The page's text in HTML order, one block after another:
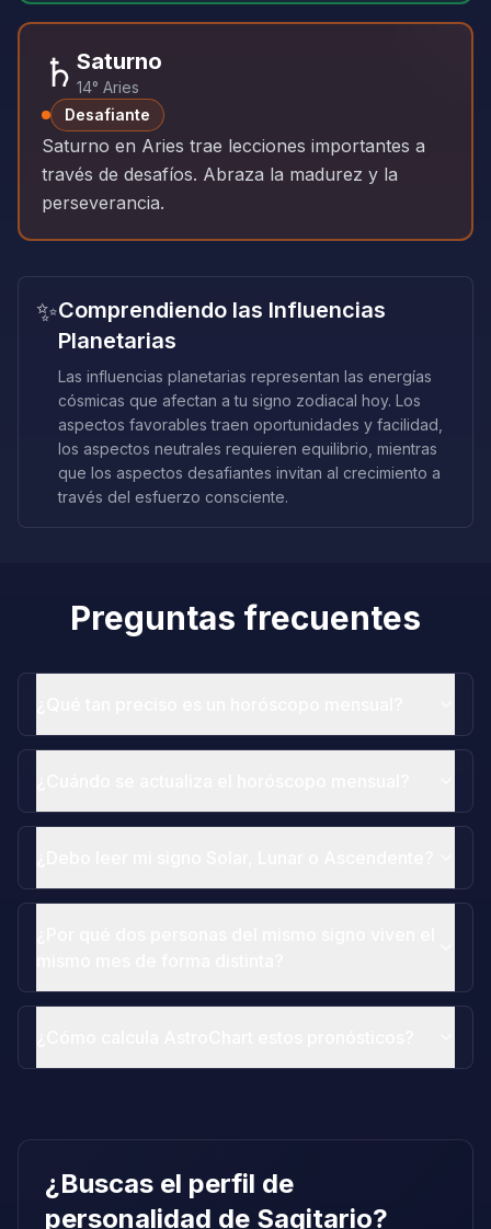
♄ Saturno
14° Aries
Desafiante
Saturno en Aries trae lecciones importantes a
través de desafíos. Abraza la madurez y la
perseverancia.
✨Comprendiendo las Influencias
Planetarias
Las influencias planetarias representan las energías
cósmicas que afectan a tu signo zodiacal hoy. Los
aspectos favorables traen oportunidades y facilidad,
los aspectos neutrales requieren equilibrio, mientras
que los aspectos desafiantes invitan al crecimiento a
través del esfuerzo consciente.
Preguntas frecuentes
¿Buscas el perfil de
personalidad de Sagitario?